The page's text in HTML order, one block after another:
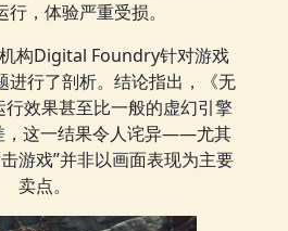
，体验严重受损。
构Digital Foundry针对游戏
进行了剖析。结论指出，《无
效果甚至比一般的虚幻引擎
，这一结果令人诧异——尤其
游戏”并非以画面表现为主要
卖点。